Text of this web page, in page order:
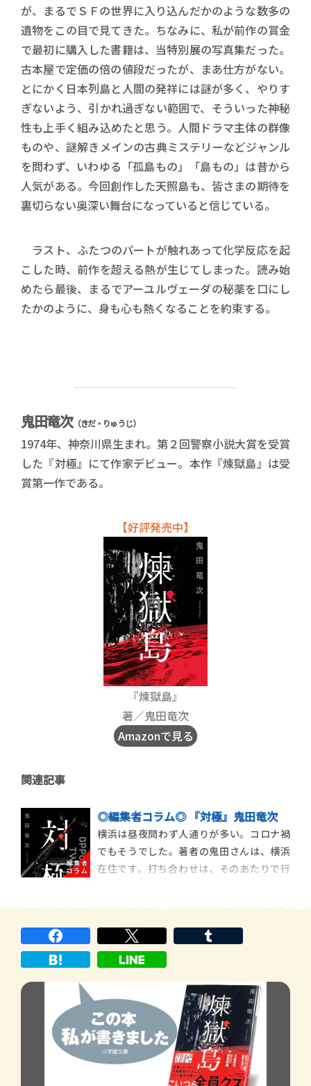
が、まるでＳＦの世界に入り込んだかのような数多の
遺物をこの目で見てきた。ちなみに、私が前作の賞金
で最初に購入した書籍は、当特別展の写真集だった。
古本屋で定価の倍の値段だったが、まあ仕方がない。
とにかく日本列島と人間の発祥には謎が多く、やりす
ぎないよう、引かれ過ぎない範囲で、そういった神秘
性も上手く組み込めたと思う。人間ドラマ主体の群像
ものや、謎解きメインの古典ミステリーなどジャンル
を問わず、いわゆる「孤島もの」「島もの」は昔から
人気がある。今回創作した天照島も、皆さまの期待を
裏切らない奥深い舞台になっていると信じている。
ラスト、ふたつのパートが触れあって化学反応を起
こした時、前作を超える熱が生じてしまった。読み始
めたら最後、まるでアーユルヴェーダの秘薬を口にし
たかのように、身も心も熱くなることを約束する。
鬼田竜次（きだ・りゅうじ）
1974年、神奈川県生まれ。第２回警察小説大賞を受賞
した『対極』にて作家デビュー。本作『煉獄島』は受
賞第一作である。
【好評発売中】
『煉獄島』
著／鬼田竜次
Amazonで見る
関連記事
◎編集者コラム◎ 『対極』鬼田竜次
横浜は昼夜問わず人通りが多い。コロナ禍
でもそうでした。著者の鬼田さんは、横浜
在住です。打ち合わせは、そのあたりで行
した。作品と同じく著者のまなざしは真剣
です。こちらがいい加減な意見を言おうも
のなら、SATばり